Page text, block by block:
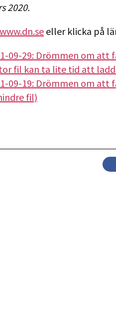
2020.
www.dn.se eller klicka på
09-29: Drömmen om att
fil kan ta lite tid att
09-19: Drömmen om att
fil)